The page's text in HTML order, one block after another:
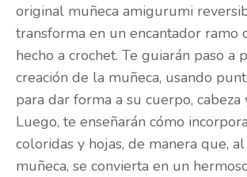
original muñeca amigurumi
transforma en un encantador ramo
hecho a crochet. Te guiarán paso a
creación de la muñeca, usando
para dar forma a su cuerpo, cabeza
Luego, te enseñarán cómo
coloridas y hojas, de manera que,
muñeca, se convierta en un